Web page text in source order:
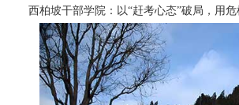
西柏坡干部学院：以“赶考心态”破局，用